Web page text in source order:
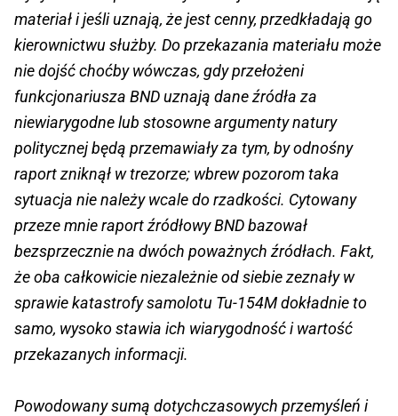
materiał i jeśli uznają, że jest cenny, przedkładają go
kierownictwu służby. Do przekazania materiału może
nie dojść choćby wówczas, gdy przełożeni
funkcjonariusza BND uznają dane źródła za
niewiarygodne lub stosowne argumenty natury
politycznej będą przemawiały za tym, by odnośny
raport zniknął w trezorze; wbrew pozorom taka
sytuacja nie należy wcale do rzadkości. Cytowany
przeze mnie raport źródłowy BND bazował
bezsprzecznie na dwóch poważnych źródłach. Fakt,
że oba całkowicie niezależnie od siebie zeznały w
sprawie katastrofy samolotu ­Tu-154M dokładnie to
samo, wysoko stawia ich wiarygodność i wartość
przekazanych informacji.
Powodowany sumą dotychczasowych przemyśleń i